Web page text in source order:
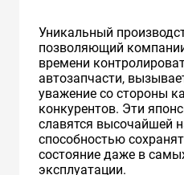
Уникальный
позволяющий
времени
автозапчасти,
уважение со стороны
конкурентов. Эти
славятся высочайшей
способностью
состояние даже в
эксплуатации.